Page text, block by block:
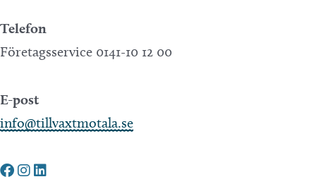
Telefon
Företagsservice 0141-10 12 00
E-post
info@tillvaxtmotala.se